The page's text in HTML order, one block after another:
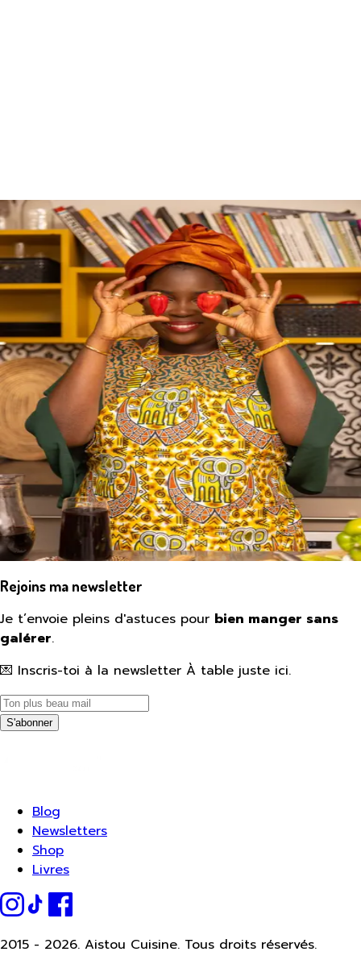
Rejoins ma newsletter
Je t’envoie pleins d'astuces pour bien manger sans
galérer.
💌 Inscris-toi à la newsletter À table juste ici.
S'abonner
Blog
Newsletters
Shop
Livres
2015 - 2026. Aistou Cuisine. Tous droits réservés.